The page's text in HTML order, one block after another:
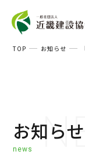
TOP お知らせ
お知らせ
news